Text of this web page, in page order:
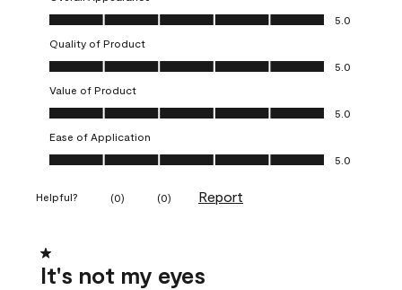
Overall Appearance, 5.0 out of 5
5.0
Quality of Product
Quality of Product, 5.0 out of 5
5.0
Value of Product
Value of Product, 5.0 out of 5
5.0
Ease of Application
Ease of Application, 5.0 out of 5
5.0
Helpful? (0) (0) Report
1 out of 5 stars.
It's not my eyes